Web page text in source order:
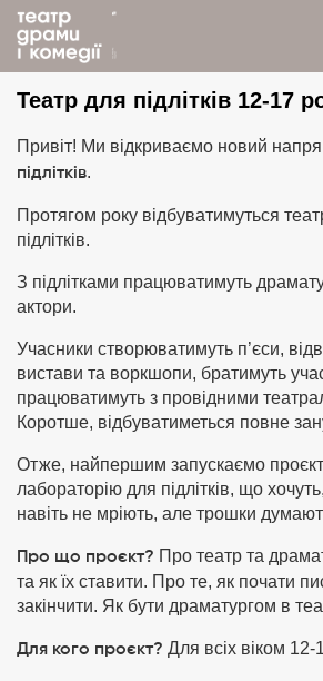
назад до новин
Театр для підлітків 12-17
Привіт! Ми відкриваємо новий
підлітків.
Протягом року відбуватимуться
підлітків.
З підлітками працюватимуть
актори.
Учасники створюватимуть п’єси,
вистави та воркшопи, братимуть
працюватимуть з провідними
Коротше, відбуватиметься повне
Отже, найпершим запускаємо
лабораторію для підлітків, що
навіть не мріють, але трошки
Про що проєкт? Про театр та
та як їх ставити. Про те, як почати
закінчити. Як бути драматургом в
Для кого проєкт? Для всіх віком 12-